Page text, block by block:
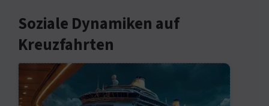
Soziale Dynamiken auf
Kreuzfahrten